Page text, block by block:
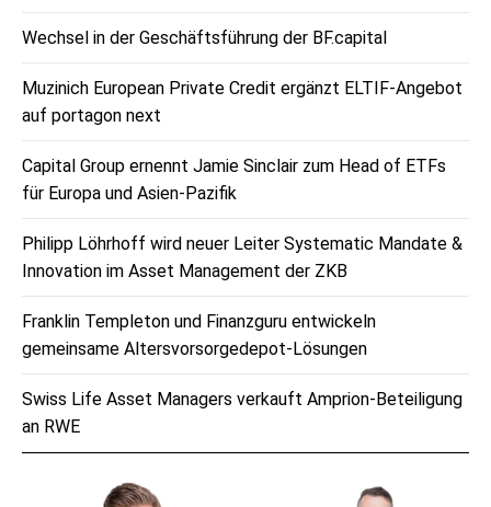
Wechsel in der Geschäftsführung der BF.capital
Muzinich European Private Credit ergänzt ELTIF-Angebot
auf portagon next
Capital Group ernennt Jamie Sinclair zum Head of ETFs
für Europa und Asien-Pazifik
Philipp Löhrhoff wird neuer Leiter Systematic Mandate &
Innovation im Asset Management der ZKB
Franklin Templeton und Finanzguru entwickeln
gemeinsame Altersvorsorgedepot-Lösungen
Swiss Life Asset Managers verkauft Amprion-Beteiligung
an RWE